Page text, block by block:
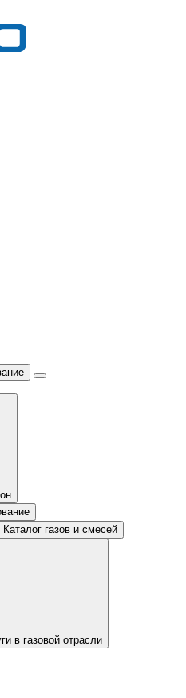
Каталог газов и смесей
в газовой отрасли